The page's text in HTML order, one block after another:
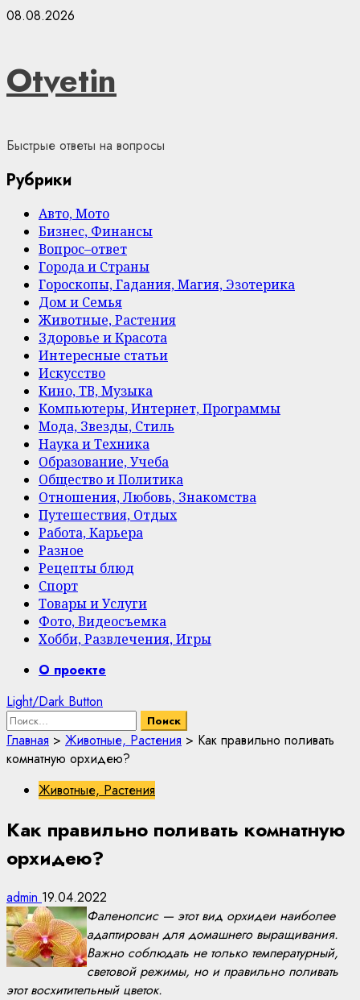
Skip
08.08.2026
Otvetin
Быстрые ответы на вопросы
Рубрики
Авто, Мото
Бизнес, Финансы
Вопрос–ответ
Города и Страны
Гороскопы, Гадания, Магия, Эзотерика
Дом и Семья
Животные, Растения
Здоровье и Красота
Интересные статьи
Искусство
Кино, ТВ, Музыка
Компьютеры, Интернет, Программы
Мода, Звезды, Стиль
Наука и Техника
Образование, Учеба
Общество и Политика
Отношения, Любовь, Знакомства
Путешествия, Отдых
Работа, Карьера
Разное
Рецепты блюд
Спорт
Товары и Услуги
Фото, Видеосъемка
Хобби, Развлечения, Игры
PrimaryО проекте
Light/Dark Button
Найти:
Главная > Животные, Растения > Как правильно поливать
комнатную орхидею?
Животные, Растения
Как правильно поливать комнатную
орхидею?
admin 19.04.2022
Фаленопсис — этот вид орхидеи наиболее
адаптирован для домашнего выращивания.
Важно соблюдать не только температурный,
световой режимы, но и правильно поливать
этот восхитительный цветок.